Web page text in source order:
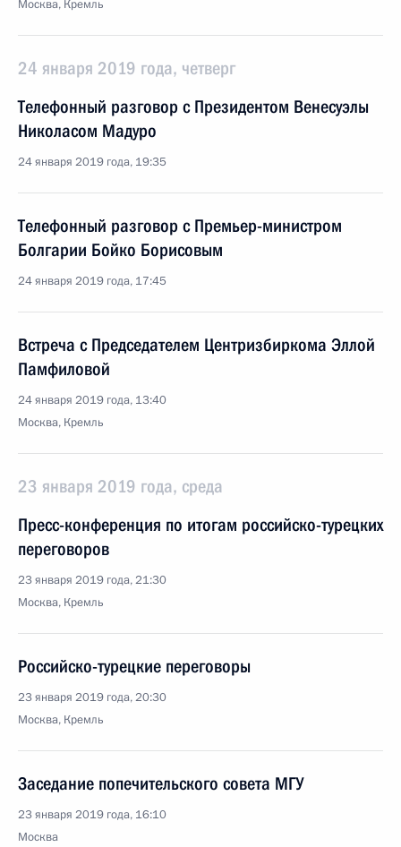
Москва, Кремль
24 января 2019 года, четверг
Телефонный разговор с Президентом Венесуэлы
Николасом Мадуро
24 января 2019 года, 19:35
Телефонный разговор с Премьер-министром
Болгарии Бойко Борисовым
24 января 2019 года, 17:45
Встреча с Председателем Центризбиркома Эллой
Памфиловой
24 января 2019 года, 13:40
Москва, Кремль
23 января 2019 года, среда
Пресс-конференция по итогам российско-турецких
переговоров
23 января 2019 года, 21:30
Москва, Кремль
Российско-турецкие переговоры
23 января 2019 года, 20:30
Москва, Кремль
Заседание попечительского совета МГУ
23 января 2019 года, 16:10
Москва